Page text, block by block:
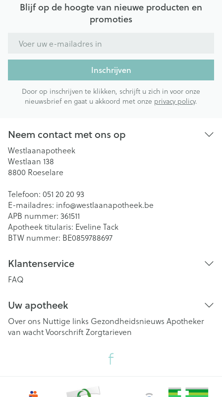
Blijf op de hoogte van nieuwe producten en
promoties
Inschrijven
Door op inschrijven te klikken, schrijft u zich in voor onze
nieuwsbrief en gaat u akkoord met onze privacy policy.
Neem contact met ons op
Westlaanapotheek
Westlaan 138
8800 Roeselare
Telefoon: 051 20 20 93
E-mailadres: info@westlaanapotheek.be
APB nummer: 361511
Apotheek titularis: Eveline Tack
BTW nummer: BE0859788697
Klantenservice
FAQ
Uw apotheek
Over ons Nuttige links Gezondheidsnieuws Apotheker
van wachtVoorschriftZorgtarieven